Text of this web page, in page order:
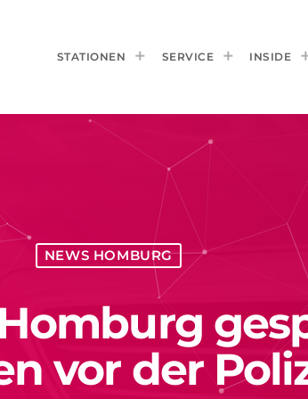
STATIONEN SERVICE INSIDE
NEWS HOMBURG
vor der